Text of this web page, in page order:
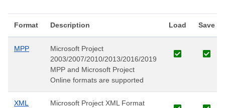
Format Description Load Save
MPP
Microsoft Project
2003/2007/2010/2013/2016/2019
MPP and Microsoft Project
Online formats are supported
XML Microsoft Project XML Format